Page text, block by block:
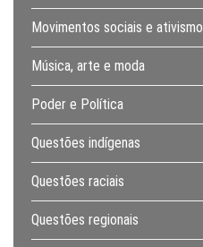
Movimentos sociais e ativismo
Música, arte e moda
Poder e Política
Questões indígenas
Questões raciais
Questões regionais